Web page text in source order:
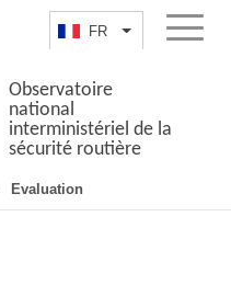
FR Lister lesMenu
Observatoire
national
interministériel de la
sécurité routière
Evaluation